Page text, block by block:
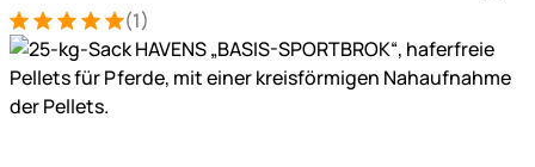
Bewertung: 5 von 5 (1 Bewertungen)
1 Bewertung (1)
Produktgalerie